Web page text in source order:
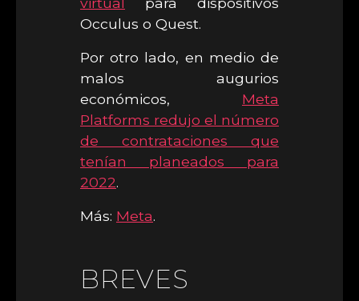
Occulus o Quest.
Por otro lado, en medio de
malos augurios
económicos, Meta
Platforms redujo el número
de contrataciones que
tenían planeados para
2022.
Más: Meta.
BREVES